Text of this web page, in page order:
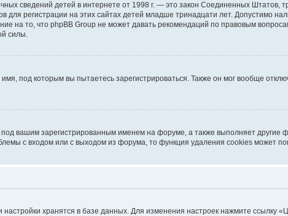
сведений детей в интернете от 1998 г. — это закон Соединенных
для регистрации на этих сайтах детей младше тринадцати лет. Допустимо
на то, что phpBB Group не может давать рекомендаций по правовым
силы.
под которым вы пытаетесь зарегистрироваться. Также он мог вообще
вашим зарегистрированным именем на форуме, а также выполняет другие
с входом или с выходом из форума, то функция удаления cookies может
хранятся в базе данных. Для изменения настроек нажмите ссылку